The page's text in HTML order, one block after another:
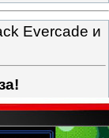
Evercade и